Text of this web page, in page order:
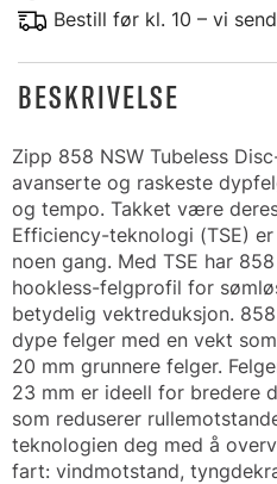
Bestill før kl. 10 – vi
BESKRIVELSE
Zipp 858 NSW Tubeless
avanserte og raskeste
og tempo. Takket være
Efficiency-teknologi (TSE)
noen gang. Med TSE har
hookless-felgprofil for
betydelig vektreduksjon.
dype felger med en vekt
20 mm grunnere felger.
23 mm er ideell for bredere
som reduserer
teknologien deg med å
fart: vindmotstand,